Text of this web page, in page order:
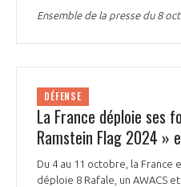
Ensemble de la presse du 8
DÉFENSE
La France déploie ses
Ramstein Flag 2024 »
Du 4 au 11 octobre, la France
déploie 8 Rafale, un AWACS